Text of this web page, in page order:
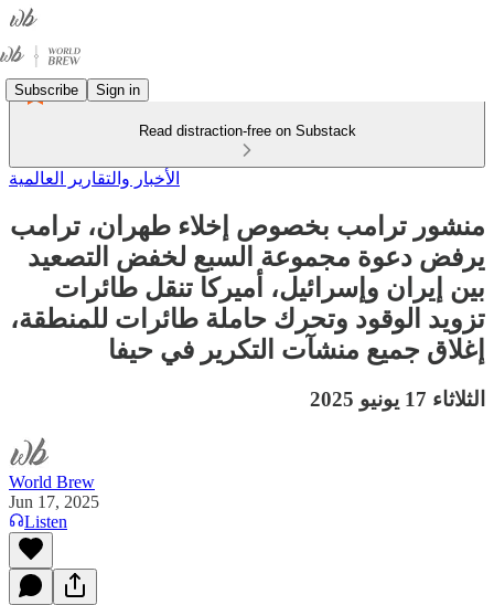
Subscribe Sign in
Read distraction-free on Substack
الأخبار والتقارير العالمية
منشور ترامب بخصوص إخلاء طهران، ترامب
يرفض دعوة مجموعة السبع لخفض التصعيد
بين إيران وإسرائيل، أميركا تنقل طائرات
تزويد الوقود وتحرك حاملة طائرات للمنطقة،
إغلاق جميع منشآت التكرير في حيفا
الثلاثاء 17 يونيو 2025
World Brew
Jun 17, 2025
Listen